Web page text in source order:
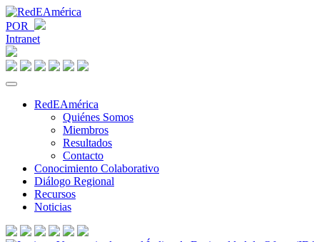
POR
Intranet
RedEAmérica
Quiénes Somos
Miembros
Resultados
Contacto
Conocimiento Colaborativo
Diálogo Regional
Recursos
Noticias